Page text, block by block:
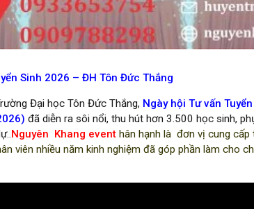
Sinh 2026 – ĐH Tôn Đức Thắng
Đại học Tôn Đức Thắng, Ngày hội Tư vấn
đã diễn ra sôi nổi, thu hút hơn 3.500 học sinh,
Nguyên Khang event hân hạnh là đơn vị cung cấp
viên nhiều năm kinh nghiệm đã góp phần làm cho